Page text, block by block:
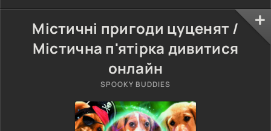
Містичні пригоди цуценят /
Містична п'ятірка дивитися
онлайн
SPOOKY BUDDIES